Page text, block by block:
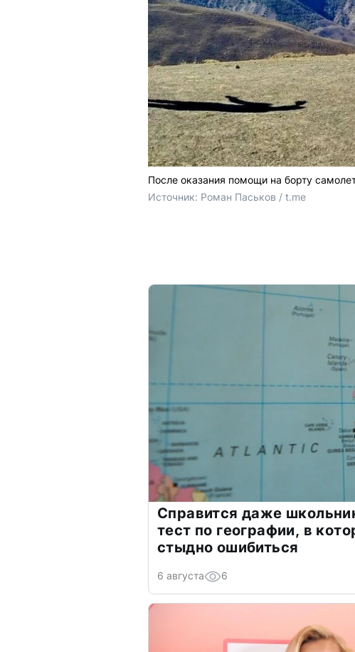
После оказания помощи на борту
Источник: Роман Паськов / t.me
Справится даже
тест по географии, в
стыдно ошибиться
6 августа 6